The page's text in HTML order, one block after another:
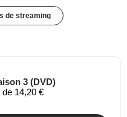
de streaming
3 (DVD)
de 14,20 €